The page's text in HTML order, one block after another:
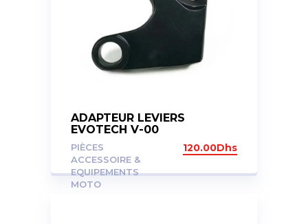
ADAPTEUR LEVIERS
EVOTECH V-00
PIÈCES
ACCESSOIRE &
EQUIPEMENTS
MOTO
120.00Dhs